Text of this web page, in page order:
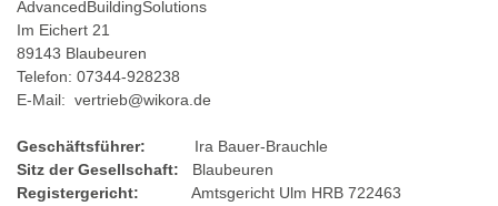
AdvancedBuildingSolutions
Im Eichert 21
89143 Blaubeuren
Telefon: 07344-928238
E-Mail: vertrieb@wikora.de
Geschäftsführer:
Ira Bauer-Brauchle
Sitz der Gesellschaft:
Blaubeuren
Registergericht: Amtsgericht Ulm HRB 722463